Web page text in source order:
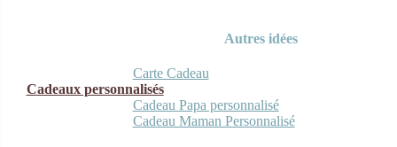
Autres idées
Carte Cadeau
Cadeaux personnalisés
Cadeau Papa personnalisé
Cadeau Maman Personnalisé